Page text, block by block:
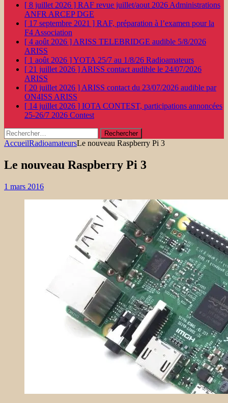
[ 8 juillet 2026 ] RAF revue juillet/aout 2026 Administrations
ANFR ARCEP DGE
[ 17 septembre 2021 ] RAF, préparation à l’examen pour la
F4 Association
[ 4 août 2026 ] ARISS TELEBRIDGE audible 5/8/2026
ARISS
[ 1 août 2026 ]YOTA 25/7 au 1/8/26 Radioamateurs
[ 21 juillet 2026 ] ARISS contact audible le 24/07/2026
ARISS
[ 20 juillet 2026 ] ARISS contact du 23/07/2026 audible par
ON4ISS ARISS
[ 14 juillet 2026 ] IOTA CONTEST, participations annoncées
25-26/7 2026 Contest
Rechercher :
AccueilRadioamateursLe nouveau Raspberry Pi 3
Le nouveau Raspberry Pi 3
1 mars 2016